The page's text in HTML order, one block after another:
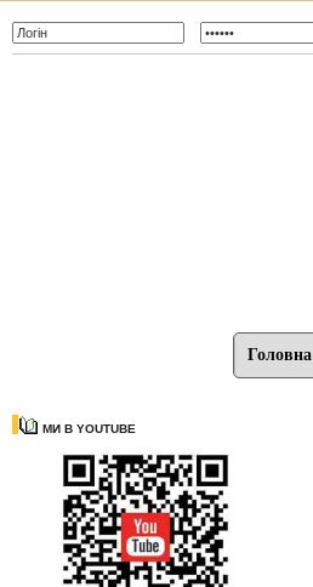
Головна
МИ В YOUTUBE